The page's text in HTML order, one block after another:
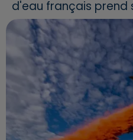
d'eau français prend